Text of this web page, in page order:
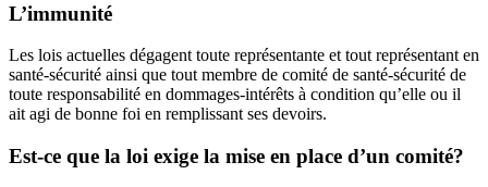
L’immunité
Les lois actuelles dégagent toute représentante et tout représentant en
santé-sécurité ainsi que tout membre de comité de santé-sécurité de
toute responsabilité en dommages-intérêts à condition qu’elle ou il
ait agi de bonne foi en remplissant ses devoirs.
Est-ce que la loi exige la mise en place d’un comité?